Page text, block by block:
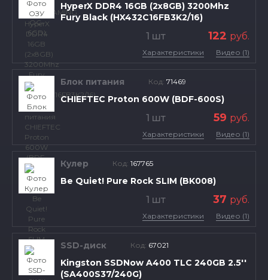
HyperX DDR4 16GB (2x8GB) 3200Mhz
Fury Black (HX432C16FB3K2/16)
1 шт 122 руб.
Характеристики Видео (1)
Блок питания Код: 71469
CHIEFTEC Proton 600W (BDF-600S)
1 шт 59 руб.
Характеристики Видео (1)
Кулер Код: 167765
Be Quiet! Pure Rock SLIM (BK008)
1 шт 37 руб.
Характеристики Видео (1)
SSD-диск Код: 67021
Kingston SSDNow A400 TLC 240GB 2.5''
(SA400S37/240G)